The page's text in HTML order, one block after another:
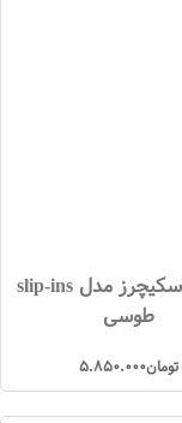
کتونی اسکیچرز مدل slip-ins
طوسی
تومان5.850.000